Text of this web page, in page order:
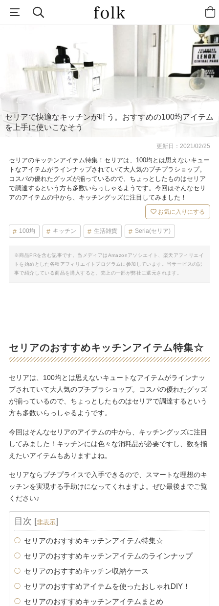
セリアで快適なキッチンが叶う。おすすめの100均アイテム
を上手に使いこなそう
更新日：2021/02/25
セリアのキッチンアイテム特集！セリアは、100均とは思えないキュー
トなアイテムがラインナップされていて大人気のプチプラショップ。
コスパの優れたグッズが揃っているので、ちょっとしたものはセリア
で調達するという方も多数いらっしゃるようです。今回はそんなセリ
アのアイテムの中から、キッチングッズに注目してみました！
お気に入りにする
100均 キッチン 生活雑貨 Seria(セリア)
※商品PRを含む記事です。当メディアはAmazonアソシエイト、楽天アフィリエイ
トを始めとした各種アフィリエイトプログラムに参加しています。当サービスの記
事で紹介している商品を購入すると、売上の一部が弊社に還元されます。
セリアのおすすめキッチンアイテム特集☆
セリアは、100均とは思えないキュートなアイテムがラインナッ
プされていて大人気のプチプラショップ。コスパの優れたグッズ
が揃っているので、ちょっとしたものはセリアで調達するという
方も多数いらっしゃるようです。
今回はそんなセリアのアイテムの中から、キッチングッズに注目
してみました！キッチンには色々な消耗品が必要ですし、数を揃
えたいアイテムもありますよね。
セリアならプチプライスで入手できるので、スマートな理想のキ
ッチンを実現する手助けになってくれますよ。ぜひ最後までご覧
ください♪
目次 [非表示]
セリアのおすすめキッチンアイテム特集☆
セリアのおすすめキッチンアイテムのラインナップ
セリアのおすすめキッチン収納ケース
セリアのおすすめアイテムを使ったおしゃれDIY！
セリアのおすすめキッチンアイテムまとめ